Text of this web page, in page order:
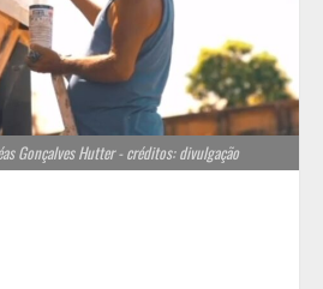
Gonçalves Hutter - créditos: divulgação